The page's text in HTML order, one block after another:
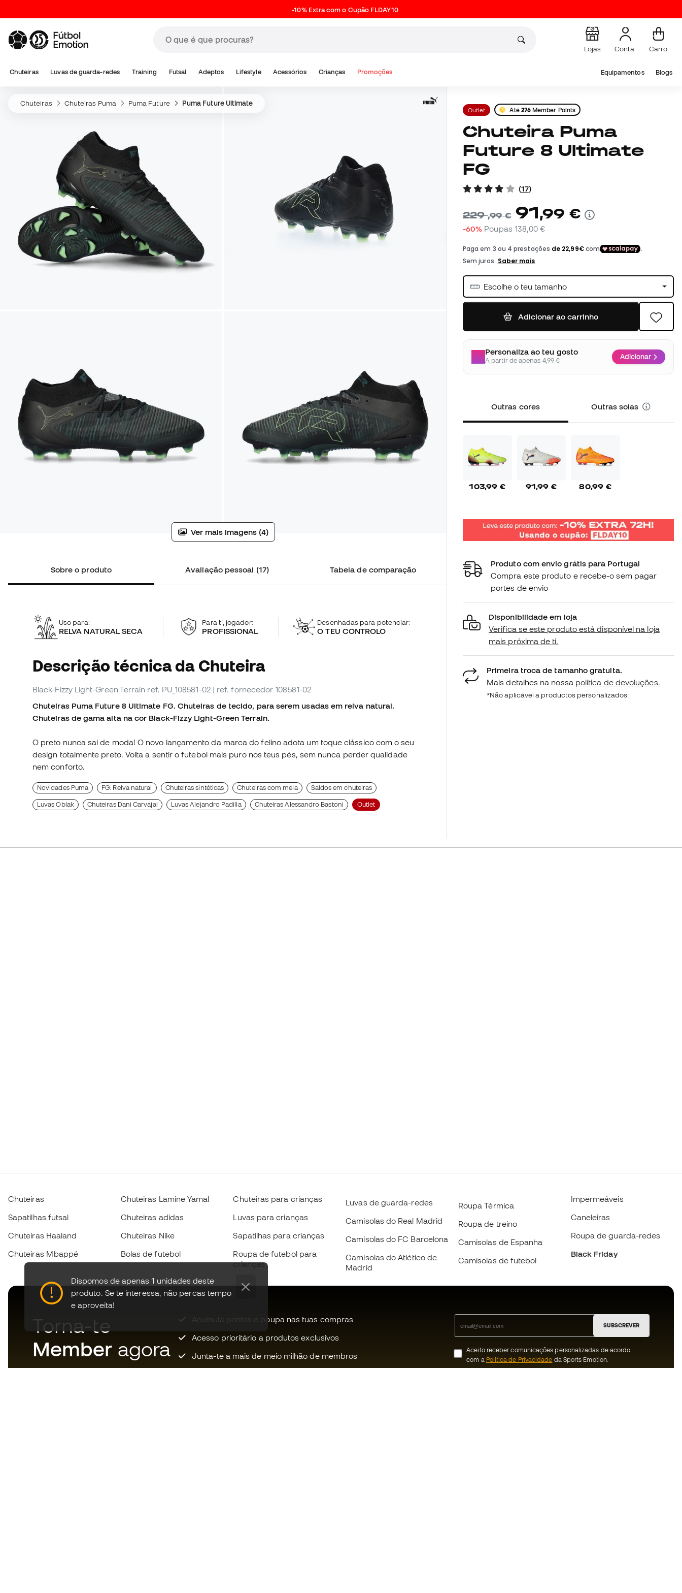
-10% Extra com o Cupão FLDAY10
Lojas Conta Carro
Chuteiras Luvas de guarda-redes Training Futsal Adeptos Lifestyle Acessórios Crianças Promoções Equipamentos Blogs
Chuteiras Chuteiras Puma Puma Future Puma Future Ultimate
Ver mais imagens (4)
Sobre o produto Avaliação pessoal (17) Tabela de comparação
Uso para:
RELVA NATURAL SECA
Para ti, jogador:
PROFISSIONAL
Desenhadas para potenciar:
O TEU CONTROLO
Descrição técnica da Chuteira
Black-Fizzy Light-Green Terrain ref. PU_108581-02 | ref. fornecedor 108581-02
Chuteiras Puma Future 8 Ultimate FG. Chuteiras de tecido, para serem usadas em relva natural.
Chuteiras de gama alta na cor Black-Fizzy Light-Green Terrain.
O preto nunca sai de moda! O novo lançamento da marca do felino adota um toque clássico com o seu
design totalmente preto. Volta a sentir o futebol mais puro nos teus pés, sem nunca perder qualidade
nem conforto.
Novidades Puma FG: Relva natural Chuteiras sintéticas Chuteiras com meia Saldos em chuteiras
Luvas Oblak Chuteiras Dani Carvajal Luvas Alejandro Padilla Chuteiras Alessandro Bastoni Outlet
Outlet Até 276 Member Points
Chuteira Puma
Future 8 Ultimate
FG
(17)
229,99 € 91,99 €
-60% Poupas 138,00 €
Escolhe o teu tamanho
Adicionar ao carrinho
Personaliza ao teu gosto
A partir de apenas 4,99 € Adicionar
Outras cores Outras solas
103,99 € 91,99 € 80,99 €
Produto com envio grátis para Portugal
Compra este produto e recebe-o sem pagar
portes de envio
Disponibilidade em loja
Verifica se este produto está disponível na loja
mais próxima de ti.
Primeira troca de tamanho gratuita.
Mais detalhes na nossa política de devoluções.
*Não aplicável a productos personalizados.
Dispomos de apenas 1 unidades deste
produto. Se te interessa, não percas tempo
e aproveita!
Chuteiras
Sapatilhas futsal
Chuteiras Haaland
Chuteiras Mbappé
Chuteiras Lamine Yamal
Chuteiras adidas
Chuteiras Nike
Bolas de futebol
Chuteiras para crianças
Luvas para crianças
Sapatilhas para crianças
Roupa de futebol para
crianças
Luvas de guarda-redes
Camisolas do Real Madrid
Camisolas do FC Barcelona
Camisolas do Atlético de
Madrid
Roupa Térmica
Roupa de treino
Camisolas de Espanha
Camisolas de futebol
Impermeáveis
Caneleiras
Roupa de guarda-redes
Black Friday
Torna-te
Member agora
Acumula pontos e poupa nas tuas compras
Acesso prioritário a produtos exclusivos
Junta-te a mais de meio milhão de membros
SUBSCREVER
Aceito receber comunicações personalizadas de acordo
com a Política de Privacidade da Sports Emotion.